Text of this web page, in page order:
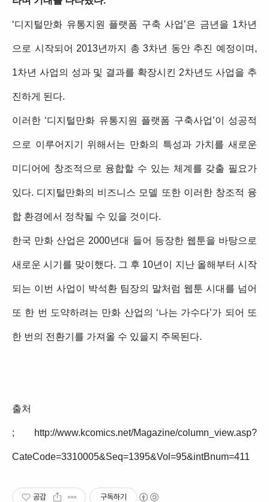
‘디지털만화 유통지원 플랫폼 구축 사업’은 금년을 1차년
으로 시작되어 2013년까지 총 3차년 동안 추진 예정이며,
1차년 사업의 성과 및 결과를 확장시킨 2차년도 사업을 추
진하게 된다.
이러한 ‘디지털만화 유통지원 플랫폼 구축사업’이 성공적
으로 이루어지기 위해서는 만화의 특성과 가치를 새로운
미디어에 창조적으로 융합할 수 있는 체계를 갖출 필요가
있다. 디지털만화의 비즈니스 모델 또한 이러한 창조적 융
합 환경에서 정착될 수 있을 것이다.
한국 만화 산업은 2000년대 들어 등장한 웹툰을 바탕으로
새로운 시기를 맞이했다. 그 후 10년이 지난 올해부터 시작
되는 이번 사업이 박석환 팀장의 말처럼 웹툰 시대를 넘어
또 한 번 도약하려는 만화 산업의 ‘나는 가수다’가 되어 또
한 번의 전환기를 가져올 수 있을지 주목된다.
출처
; http://www.kcomics.net/Magazine/column_view.asp?
CateCode=3310005&Seq=1395&Vol=95&intBnum=411
공감 구독하기